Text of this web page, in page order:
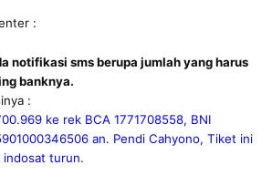
:
notifikasi sms berupa jumlah yang harus
banknya.
:
ke rek BCA 1771708558, BNI
an. Pendi Cahyono, Tiket ini
indosat turun.